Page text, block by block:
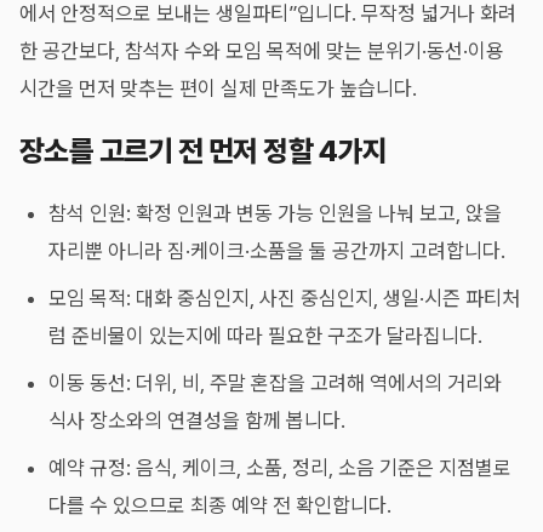
에서 안정적으로 보내는 생일파티”입니다. 무작정 넓거나 화려
한 공간보다, 참석자 수와 모임 목적에 맞는 분위기·동선·이용
시간을 먼저 맞추는 편이 실제 만족도가 높습니다.
장소를 고르기 전 먼저 정할 4가지
참석 인원: 확정 인원과 변동 가능 인원을 나눠 보고, 앉을
자리뿐 아니라 짐·케이크·소품을 둘 공간까지 고려합니다.
모임 목적: 대화 중심인지, 사진 중심인지, 생일·시즌 파티처
럼 준비물이 있는지에 따라 필요한 구조가 달라집니다.
이동 동선: 더위, 비, 주말 혼잡을 고려해 역에서의 거리와
식사 장소와의 연결성을 함께 봅니다.
예약 규정: 음식, 케이크, 소품, 정리, 소음 기준은 지점별로
다를 수 있으므로 최종 예약 전 확인합니다.